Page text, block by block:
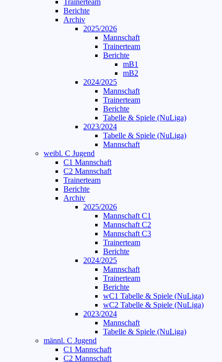
Trainerteam
Berichte
Archiv
2025/2026
Mannschaft
Trainerteam
Berichte
mB1
mB2
2024/2025
Mannschaft
Trainerteam
Berichte
Tabelle & Spiele (NuLiga)
2023/2024
Tabelle & Spiele (NuLiga)
Mannschaft
weibl. C Jugend
C1 Mannschaft
C2 Mannschaft
Trainerteam
Berichte
Archiv
2025/2026
Mannschaft C1
Mannschaft C2
Mannschaft C3
Trainerteam
Berichte
2024/2025
Mannschaft
Trainerteam
Berichte
wC1 Tabelle & Spiele (NuLiga)
wC2 Tabelle & Spiele (NuLiga)
2023/2024
Mannschaft
Tabelle & Spiele (NuLiga)
männl. C Jugend
C1 Mannschaft
C2 Mannschaft